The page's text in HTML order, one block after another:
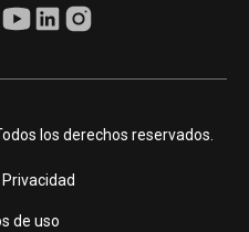
los derechos reservados.
de uso